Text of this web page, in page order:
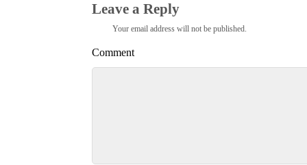
Leave a Reply
Your email address will not be published.
Comment